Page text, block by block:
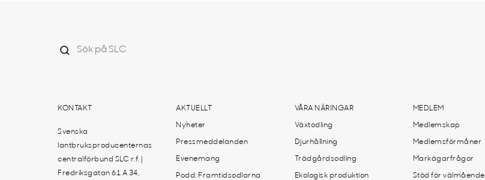
KONTAKT
Svenska
lantbruksproducenternas
centralförbund SLC r.f. |
Fredriksgatan 61 A 34,
AKTUELLT
Nyheter
Pressmeddelanden
Evenemang
Podd: Framtidsodlarna
VÅRA NÄRINGAR
Växtodling
Djurhållning
Trädgårdsodling
Ekologisk produktion
MEDLEM
Medlemskap
Medlemsförmåner
Markägarfrågor
Stöd för välmående